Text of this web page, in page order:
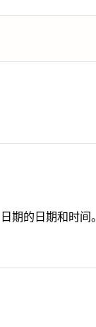
期的日期和时间。